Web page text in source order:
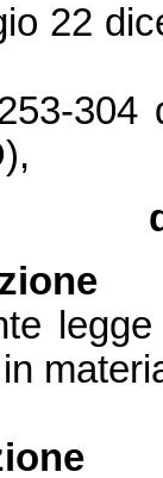
22